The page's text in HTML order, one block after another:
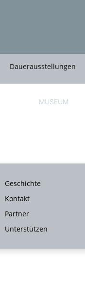
MUSEUM
Geschichte
Kontakt
Partner
Unterstützen
Dauerausstellungen